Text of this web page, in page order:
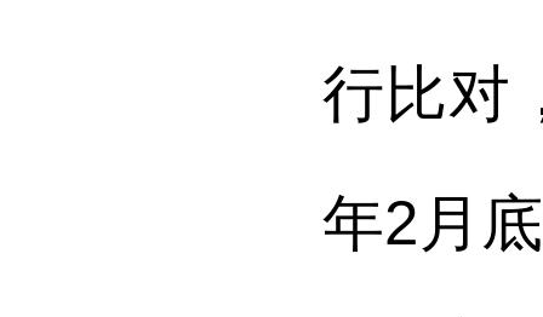
行比对
年2月